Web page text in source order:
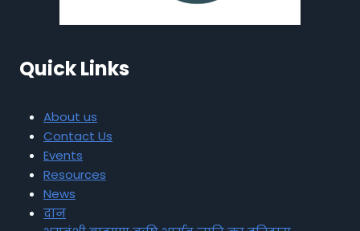
Quick Links
About us
Contact Us
Events
Resources
News
दान